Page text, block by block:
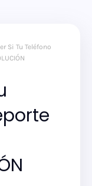
Si Tu Teléfono